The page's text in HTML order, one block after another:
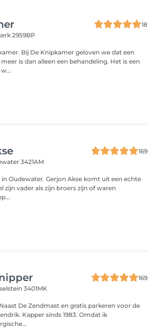
18
2959BP
we dat een
is dan alleen een behandeling. Het is een
169
3421AM
in Oudewater. Gerjon Akse komt uit een echte
zijn vader als zijn broers zijn of waren
169
3401MK